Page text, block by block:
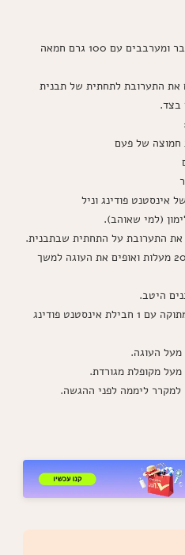
טוחנים שרוול פתי בר ומערבבים עם 100 גרם חמאה
את התערובת לתחתית של תבנית
בצד.
אינסטנט פודינג וניל
(למי שאוהב).
את התערובת על התחתית שבתבנית.
מחממים תנור ל-200 מעלות ואופים את העוגה למשך
היטב.
מקציפים 2 שמנת מתוקה עם 1 חבילת אינסטנט פודינג
העוגה.
מעל מקופלת מגורדת.
למקרר ליממה לפני ההגשה.